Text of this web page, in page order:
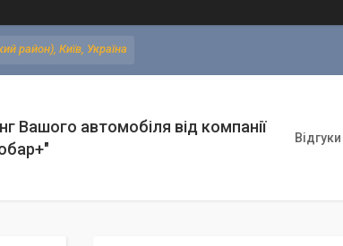
район), Київ, Україна
Вашого автомобіля від компанії
Відгуки